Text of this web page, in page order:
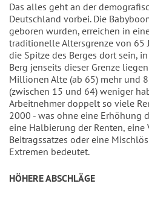
Das alles geht an der
Deutschland vorbei. Die
geboren wurden, erreichen in
traditionelle Altersgrenze von 65
die Spitze des Berges dort sein,
Berg jenseits dieser Grenze
Millionen Alte (ab 65) mehr und
(zwischen 15 und 64) weniger
Arbeitnehmer doppelt so viele
2000 - was ohne eine Erhöhung
eine Halbierung der Renten, eine
Beitragssatzes oder eine
Extremen bedeutet.
HÖHERE ABSCHLÄGE